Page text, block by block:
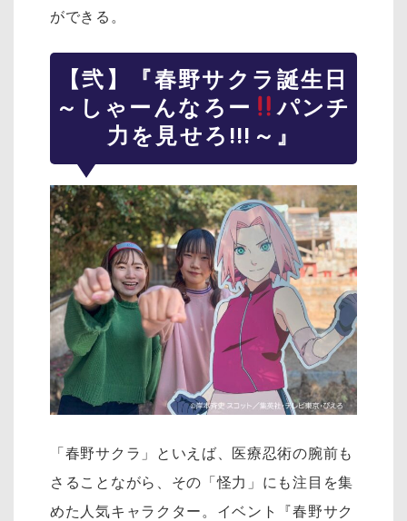
ができる。
【弐】『春野サクラ誕生日
～しゃーんなろー
パンチ
力を見せろ!!!～』
「春野サクラ」といえば、医療忍術の腕前も
さることながら、その「怪力」にも注目を集
めた人気キャラクター。イベント『春野サク